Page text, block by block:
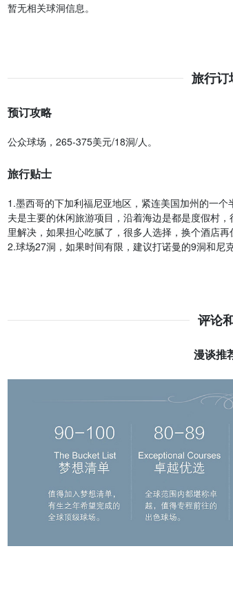
暂无相关球洞信息。
旅行订
预订攻略
公众球场，265-375美元/18洞/人。
旅行贴士
1.墨西哥的下加利福尼亚地区，紧连美国加州的一
夫是主要的休闲旅游项目，沿着海边是都是度假村
里解决，如果担心吃腻了，很多人选择，换个酒店再
2.球场27洞，如果时间有限，建议打诺曼的9洞和尼
评论
漫谈推